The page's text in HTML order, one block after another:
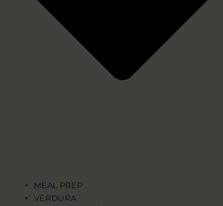
MEAL PREP
VERDURA